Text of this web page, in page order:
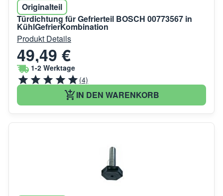
Originalteil
Türdichtung für Gefrierteil BOSCH 00773567 in
KühlGefrierKombination
Produkt Details
49,49 €
1-2 Werktage
(4)
IN DEN WARENKORB